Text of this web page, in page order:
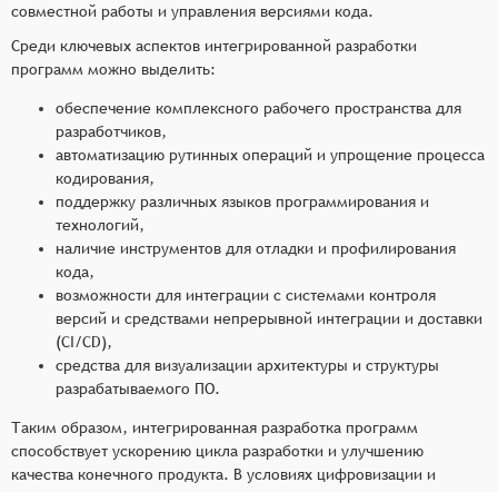
совместной работы и управления версиями кода.
Среди ключевых аспектов интегрированной разработки
программ можно выделить:
обеспечение комплексного рабочего пространства для
разработчиков,
автоматизацию рутинных операций и упрощение процесса
кодирования,
поддержку различных языков программирования и
технологий,
наличие инструментов для отладки и профилирования
кода,
возможности для интеграции с системами контроля
версий и средствами непрерывной интеграции и доставки
(CI/CD),
средства для визуализации архитектуры и структуры
разрабатываемого ПО.
Таким образом, интегрированная разработка программ
способствует ускорению цикла разработки и улучшению
качества конечного продукта. В условиях цифровизации и